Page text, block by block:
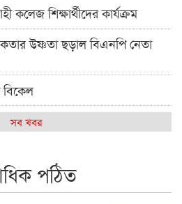
কলেজ শিক্ষার্থীদের কার্যক্রম
উষ্ণতা ছড়াল বিএনপি নেতা
বিকেল
মধ্যবিত্তরা
ও পুরস্কার বিতরণ
সব খবর
পঠিত